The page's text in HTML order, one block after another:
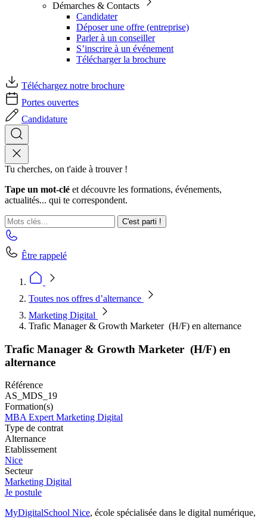
Démarches & Contacts
Candidater
Déposer une offre (entreprise)
Parler à un conseiller
S’inscrire à un événement
Télécharger la brochure
Téléchargez notre brochure
Portes ouvertes
Candidature
Tu cherches, on t'aide à trouver !
Tape un mot-clé et découvre les formations, événements,
actualités... qui te correspondent.
C'est parti !
Être rappelé
Toutes nos offres d’alternance
Marketing Digital
Trafic Manager & Growth Marketer (H/F) en alternance
Trafic Manager & Growth Marketer (H/F) en
alternance
Référence
AS_MDS_19
Formation(s)
MBA Expert Marketing Digital
Type de contrat
Alternance
Etablissement
Nice
Secteur
Marketing Digital
Je postule
MyDigitalSchool Nice, école spécialisée dans le digital numérique,